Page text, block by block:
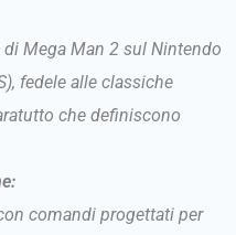
Mega Man 2 sul Nintendo
fedele alle classiche
che definiscono
comandi progettati per